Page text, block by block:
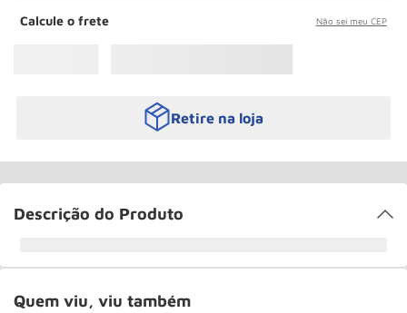
Calcule o frete Não sei meu CEP
Retire na loja
Descrição do Produto
Quem viu, viu também